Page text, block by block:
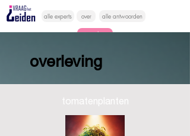
alle experts over alle antwoorden
vragen lessen
Vraag het
hier
overleving
tomatenplanten